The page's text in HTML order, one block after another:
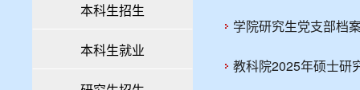
本科生招生
本科生就业
学院研究生党支部档
教科院2025年硕士研